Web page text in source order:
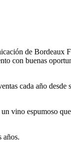
de Bordeaux
con buenas
cada año desde
vino espumoso
años.